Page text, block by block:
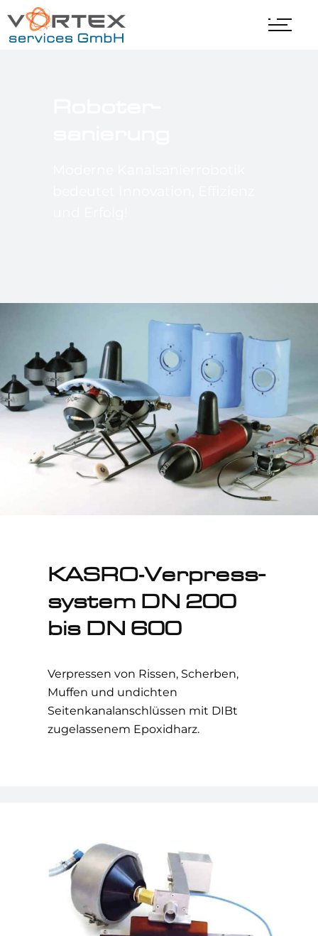
KASRO‑Verpress­
system DN 200
bis DN 600
Verpressen von Rissen, Scherben,
Muffen und undichten
Seitenkanalanschlüssen mit DIBt
zugelassenem Epoxidharz.